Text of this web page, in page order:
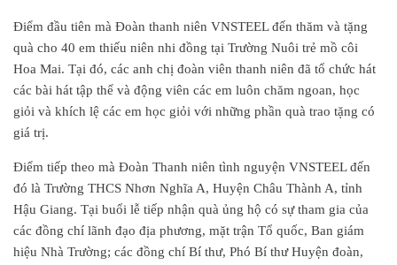
Điểm đầu tiên mà Đoàn thanh niên VNSTEEL đến thăm và tặng
quà cho 40 em thiếu niên nhi đồng tại Trường Nuôi trẻ mồ côi
Hoa Mai. Tại đó, các anh chị đoàn viên thanh niên đã tổ chức hát
các bài hát tập thể và động viên các em luôn chăm ngoan, học
giỏi và khích lệ các em học giỏi với những phần quà trao tặng có
giá trị.
Điểm tiếp theo mà Đoàn Thanh niên tình nguyện VNSTEEL đến
đó là Trường THCS Nhơn Nghĩa A, Huyện Châu Thành A, tỉnh
Hậu Giang. Tại buổi lễ tiếp nhận quà ủng hộ có sự tham gia của
các đồng chí lãnh đạo địa phương, mặt trận Tổ quốc, Ban giám
hiệu Nhà Trường; các đồng chí Bí thư, Phó Bí thư Huyện đoàn,